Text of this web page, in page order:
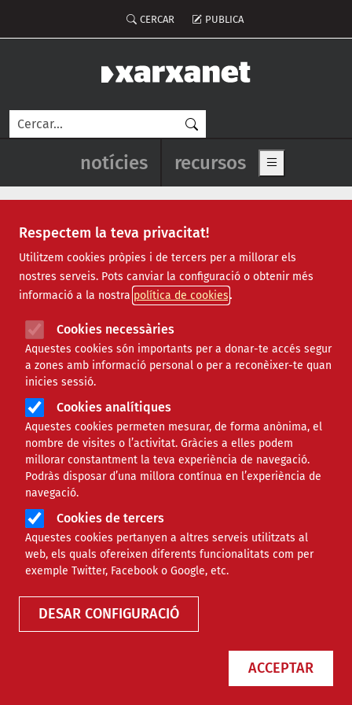
Respectem la teva privacitat!
Utilitzem cookies pròpies i de tercers per a millorar els
nostres serveis. Pots canviar la configuració o obtenir més
informació a la nostra política de cookies
Cookies necessàries
Aquestes cookies són importants per a donar-te accés segur
a zones amb informació personal o per a reconèixer-te quan
inicies sessió.
Cookies analítiques
Aquestes cookies permeten mesurar, de forma anònima, el
nombre de visites o l’activitat. Gràcies a elles podem
millorar constantment la teva experiència de navegació.
Podràs disposar d’una millora contínua en l’experiència de
navegació.
Cookies de tercers
Aquestes cookies pertanyen a altres serveis utilitzats al
web, els quals ofereixen diferents funcionalitats com per
exemple Twitter, Facebook o Google, etc.
DESAR CONFIGURACIÓ
ACCEPTAR
Menú del compte d'usuari
CERCAR PUBLICA
Cerca
Navegació principal de
notícies recursos Show main
Notícies
Totes | Ambiental | Comunitari | Cultural | Social
|
Internacional | Projectes | Jurídic | Tecnològic
Formació